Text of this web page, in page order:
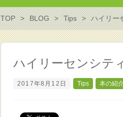
TOP BLOG Tips ハイリー
ハイリーセンシテ
2017年8月12日 Tips 本の紹